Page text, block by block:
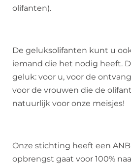
olifanten).
De geluksolifanten kunt u
iemand die het nodig heeft.
geluk: voor u, voor de
voor de vrouwen die de
natuurlijk voor onze meisjes!
Onze stichting heeft een
opbrengst gaat voor 100%